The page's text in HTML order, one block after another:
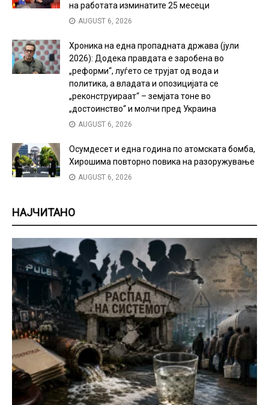
на работата изминатите 25 месеци
AUGUST 6, 2026
Хроника на една пропадната држава (јули
2026): Додека правдата е заробена во
„реформи“, луѓето се трујат од вода и
политика, а владата и опозицијата се
„реконструираат“ – земјата тоне во
„достоинство“ и молчи пред Украина
AUGUST 6, 2026
Осумдесет и една година по атомската бомба,
Хирошима повторно повика на разоружување
AUGUST 6, 2026
НАЈЧИТАНО